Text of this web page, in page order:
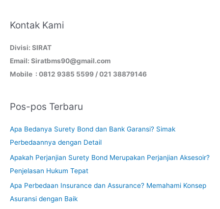
Kontak Kami
Divisi: SIRAT
Email: Siratbms90@gmail.com
Mobile : 0812 9385 5599 / 021 38879146
Pos-pos Terbaru
Apa Bedanya Surety Bond dan Bank Garansi? Simak
Perbedaannya dengan Detail
Apakah Perjanjian Surety Bond Merupakan Perjanjian Aksesoir?
Penjelasan Hukum Tepat
Apa Perbedaan Insurance dan Assurance? Memahami Konsep
Asuransi dengan Baik